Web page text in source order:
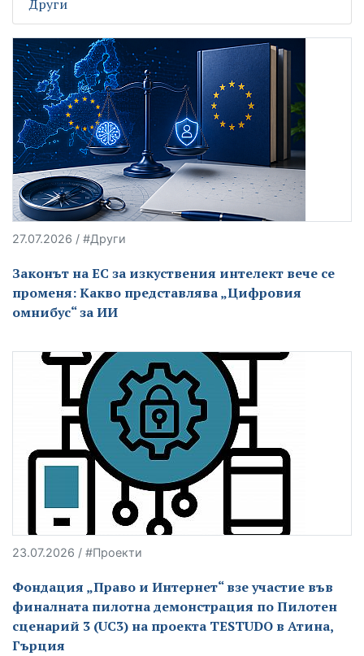
Други
27.07.2026 / #Други
Законът на ЕС за изкуствения интелект вече се
променя: Какво представлява „Цифровия
омнибус“ за ИИ
23.07.2026 / #Проекти
Фондация „Право и Интернет“ взе участие във
финалната пилотна демонстрация по Пилотен
сценарий 3 (UC3) на проекта TESTUDO в Атина,
Гърция